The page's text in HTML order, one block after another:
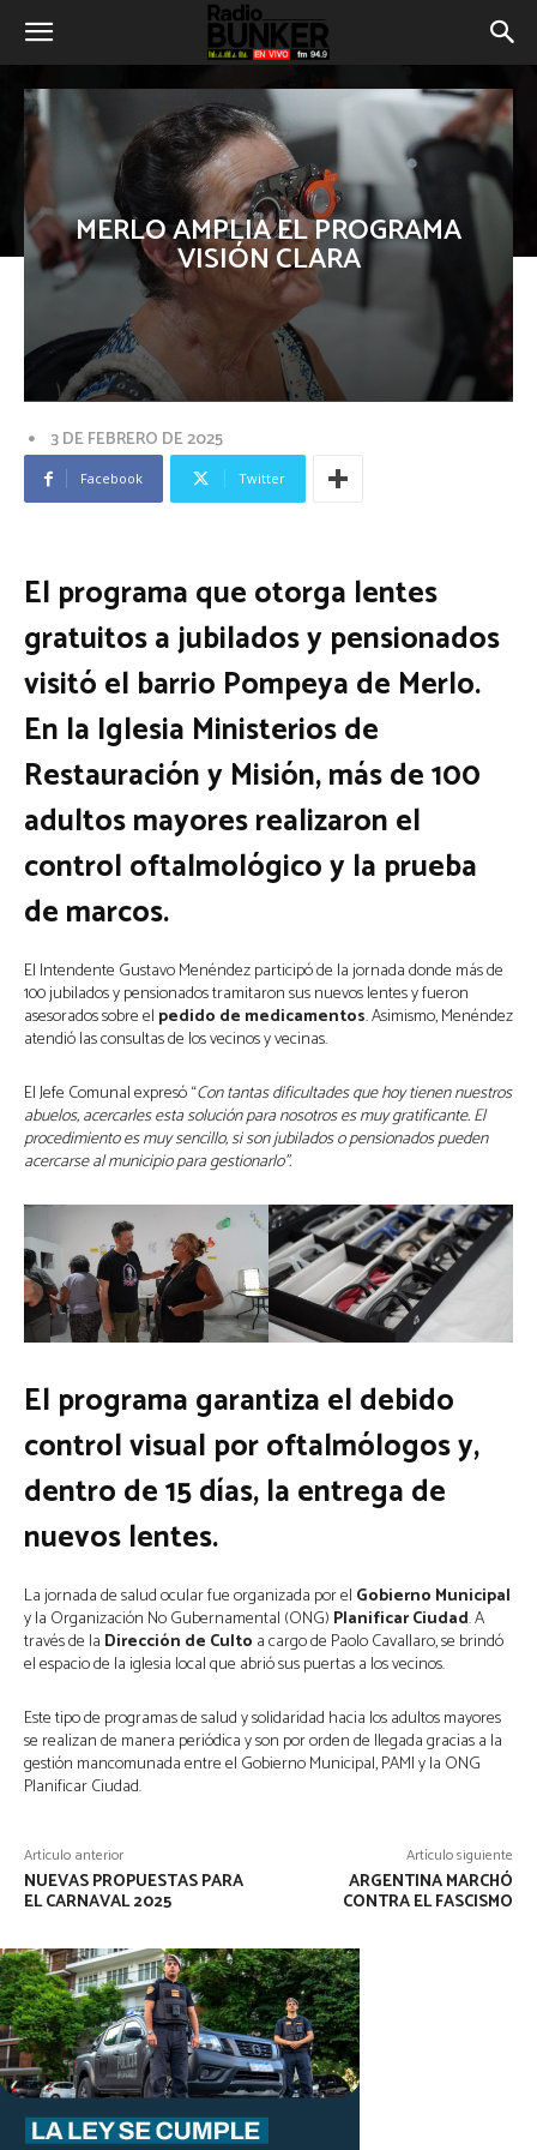
MERLO AMPLIA EL PROGRAMA
VISIÓN CLARA
3 DE FEBRERO DE 2025
Facebook Twitter
El programa que otorga lentes
gratuitos a jubilados y pensionados
visitó el barrio Pompeya de Merlo.
En la Iglesia Ministerios de
Restauración y Misión, más de 100
adultos mayores realizaron el
control oftalmológico y la prueba
de marcos.
El Intendente Gustavo Menéndez participó de la jornada donde más de
100 jubilados y pensionados tramitaron sus nuevos lentes y fueron
asesorados sobre el pedido de medicamentos. Asimismo, Menéndez
atendió las consultas de los vecinos y vecinas.
El Jefe Comunal expresó “Con tantas dificultades que hoy tienen nuestros
abuelos, acercarles esta solución para nosotros es muy gratificante. El
procedimiento es muy sencillo, si son jubilados o pensionados pueden
acercarse al municipio para gestionarlo”.
El programa garantiza el debido
control visual por oftalmólogos y,
dentro de 15 días, laentrega de
nuevos lentes.
La jornada de salud ocular fue organizada por el Gobierno Municipal
y la Organización No Gubernamental (ONG) PlanificarCiudad. A
través de la Dirección de Culto a cargo de Paolo Cavallaro, se brindó
el espacio de la iglesia local que abrió sus puertas a los vecinos.
Este tipo de programas de salud y solidaridad hacia los adultos mayores
se realizan de manera periódica y son por orden de llegada gracias a la
gestión mancomunada entre el Gobierno Municipal, PAMI y la ONG
Planificar Ciudad.
Artículo anterior
NUEVAS PROPUESTAS PARA
EL CARNAVAL 2025
Artículo siguiente
ARGENTINA MARCHÓ
CONTRA EL FASCISMO